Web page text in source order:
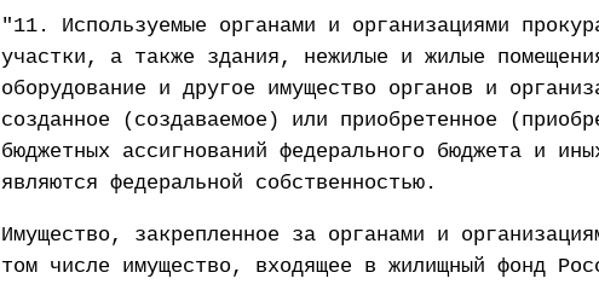
"11. Используемые органами и организациями
участки, а также здания, нежилые и жилые
оборудование и другое имущество органов и
созданное (создаваемое) или приобретенное
бюджетных ассигнований федерального бюджета и
являются федеральной собственностью.
Имущество, закрепленное за органами и
том числе имущество, входящее в жилищный фонд